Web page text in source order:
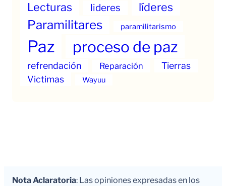
Lecturas lideres líderes
Paramilitares paramilitarismo
Paz proceso de paz
refrendación Reparación
Tierras
Victimas
Wayuu
Nota Aclaratoria: Las opiniones expresadas en los